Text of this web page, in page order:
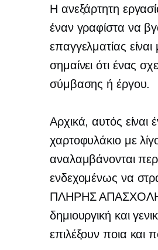
Η ανεξάρτητη
έναν γραφίστα να
επαγγελματίας
σημαίνει ότι ένας
σύμβασης ή έργου.
Αρχικά, αυτός είναι
χαρτοφυλάκιο με
αναλαμβάνονται
ενδεχομένως να
ΠΛΗΡΗΣ
δημιουργική και
επιλέξουν ποια